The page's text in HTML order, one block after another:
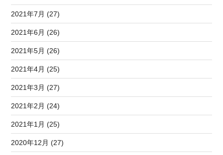
2021年7月 (27)
2021年6月 (26)
2021年5月 (26)
2021年4月 (25)
2021年3月 (27)
2021年2月 (24)
2021年1月 (25)
2020年12月 (27)